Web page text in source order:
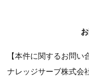
【本件に関するお問い
ナレッジサーブ株式会